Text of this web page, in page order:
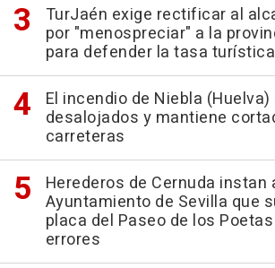
TurJaén exige rectificar al
por "menospreciar" a la
para defender la tasa turística
El incendio de Niebla
desalojados y mantiene
carreteras
Herederos de Cernuda instan
Ayuntamiento de Sevilla que
placa del Paseo de los
errores